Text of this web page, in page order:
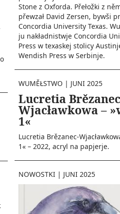
Stone z Oxforda. Přełožki z
přewzał David Zersen, bywši
Concordia University Texas.
ju nakładnistwje Concordia
Press w texaskej stolicy
Wendish Press w Serbinje.
WUMĚŁSTWO | JUNI 2025
Lucretia
Wjacławkowa –
1«
Lucretia Brězanec-
1« – 2022, acryl na papjerje.
NOWOSTKI | JUNI 2025